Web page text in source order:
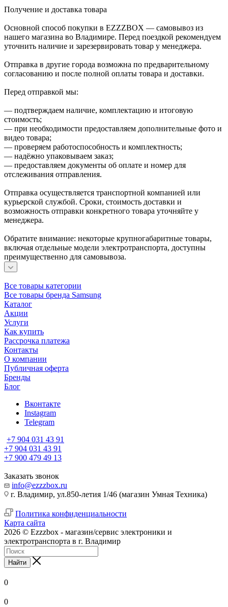
Получение и доставка товара
Основной способ покупки в EZZZBOX — самовывоз из
нашего магазина во Владимире. Перед поездкой рекомендуем
уточнить наличие и зарезервировать товар у менеджера.
Отправка в другие города возможна по предварительному
согласованию и после полной оплаты товара и доставки.
Перед отправкой мы:
— подтверждаем наличие, комплектацию и итоговую
стоимость;
— при необходимости предоставляем дополнительные фото и
видео товара;
— проверяем работоспособность и комплектность;
— надёжно упаковываем заказ;
— предоставляем документы об оплате и номер для
отслеживания отправления.
Отправка осуществляется транспортной компанией или
курьерской службой. Сроки, стоимость доставки и
возможность отправки конкретного товара уточняйте у
менеджера.
Обратите внимание: некоторые крупногабаритные товары,
включая отдельные модели электротранспорта, доступны
преимущественно для самовывоза.
Все товары категории
Все товары бренда Samsung
Каталог
Акции
Услуги
Как купить
Рассрочка платежа
Контакты
О компании
Публичная оферта
Бренды
Блог
Вконтакте
Instagram
Telegram
+7 904 031 43 91
+7 904 031 43 91
+7 900 479 49 13
Заказать звонок
info@ezzzbox.ru
г. Владимир, ул.850-летия 1/46 (магазин Умная Техника)
Политика конфиденциальности
Карта сайта
2026 © Ezzzbox - магазин/сервис электроники и
электротранспорта в г. Владимир
Найти
0
0